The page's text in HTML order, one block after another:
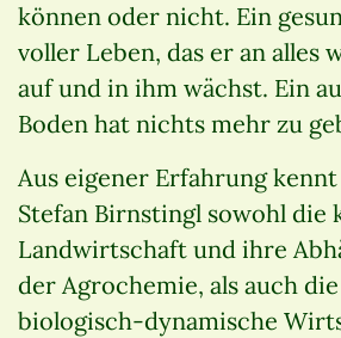
können oder nicht. Ein
voller Leben, das er an alles
auf und in ihm wächst. Ein
Boden hat nichts mehr zu
Aus eigener Erfahrung
Stefan Birnstingl sowohl die
Landwirtschaft und ihre
der Agrochemie, als auch
biologisch-dynamische